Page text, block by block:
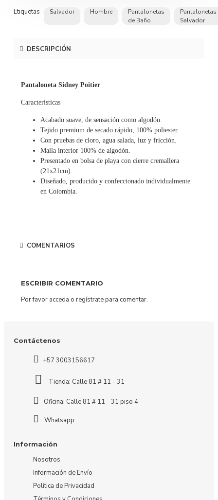
Etiquetas Salvador Hombre
Pantalonetas
de Baño
Pantalonetas
Salvador
DESCRIPCIÓN
Pantaloneta Sidney Poitier
Características
Acabado suave, de sensación como algodón.
Tejido premium de secado rápido, 100% poliester.
Con pruebas de cloro, agua salada, luz y fricción.
Malla interior 100% de algodón.
Presentado en bolsa de playa con cierre cremallera
(21x21cm).
Diseñado, producido y confeccionado individualmente
en Colombia.
COMENTARIOS
ESCRIBIR COMENTARIO
Por favor acceda o regístratepara comentar.
Contáctenos
+57 3003156617
Tienda: Calle 81 # 11 - 31
Oficina: Calle 81 # 11 - 31 piso 4
Whatsapp
Información
Nosotros
Información de Envío
Política de Privacidad